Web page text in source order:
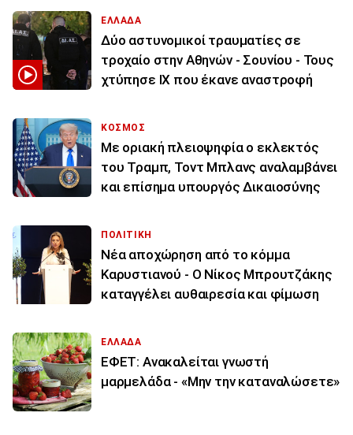
ΕΛΛΑΔΑ
Δύο αστυνομικοί τραυματίες σε
τροχαίο στην Αθηνών - Σουνίου - Τους
χτύπησε ΙΧ που έκανε αναστροφή
ΚΟΣΜΟΣ
Με οριακή πλειοψηφία ο εκλεκτός
του Τραμπ, Τοντ Μπλανς αναλαμβάνει
και επίσημα υπουργός Δικαιοσύνης
ΠΟΛΙΤΙΚΗ
Νέα αποχώρηση από το κόμμα
Καρυστιανού - Ο Νίκος Μπρουτζάκης
καταγγέλει αυθαιρεσία και φίμωση
ΕΛΛΑΔΑ
ΕΦΕΤ: Ανακαλείται γνωστή
μαρμελάδα - «Μην την καταναλώσετε»